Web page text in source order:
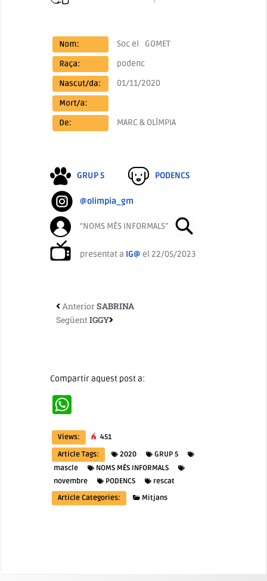
Soc el
GOMET
podenc
01/11/2020
MARC & OLÍMPIA
GRUP 5 PODENCS
@olimpia_gm
“NOMS MÉS INFORMALS”
presentat a IG@ el 22/05/2023
AnteriorSABRINA
Següent IGGY
Compartir aquest post a:
WhatsApp
Views:
451
Article Tags:
2020
GRUP 5
mascle
NOMS MÉS INFORMALS
novembre
PODENCS
rescat
Article Categories:
Mitjans